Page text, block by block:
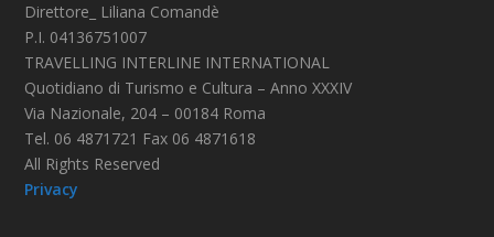
Direttore_ Liliana Comandè
P.I. 04136751007
TRAVELLING INTERLINE INTERNATIONAL
Quotidiano di Turismo e Cultura – Anno XXXIV
Via Nazionale, 204 – 00184 Roma
Tel. 06 4871721 Fax 06 4871618
All Rights Reserved
Privacy